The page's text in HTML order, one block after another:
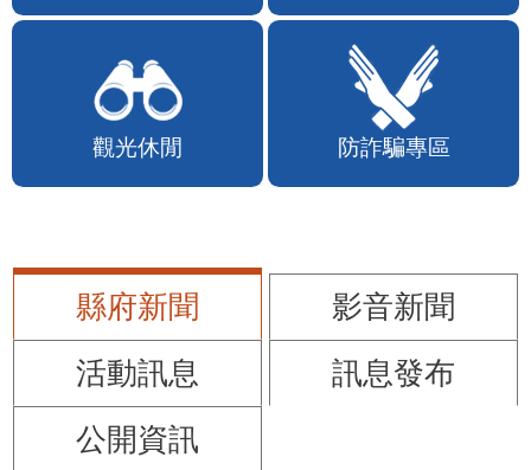
觀光休閒 防詐騙專區
縣府新聞
影音新聞
活動訊息
訊息發布
公開資訊